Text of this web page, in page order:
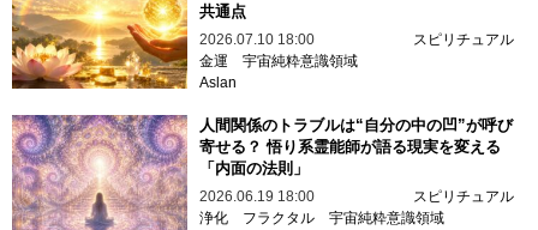
共通点
2026.07.10 18:00
スピリチュアル
金運 宇宙純粋意識領域
Aslan
人間関係のトラブルは“自分の中の凹”が呼び
寄せる？ 悟り系霊能師が語る現実を変える
「内面の法則」
2026.06.19 18:00
スピリチュアル
浄化
フラクタル 宇宙純粋意識領域